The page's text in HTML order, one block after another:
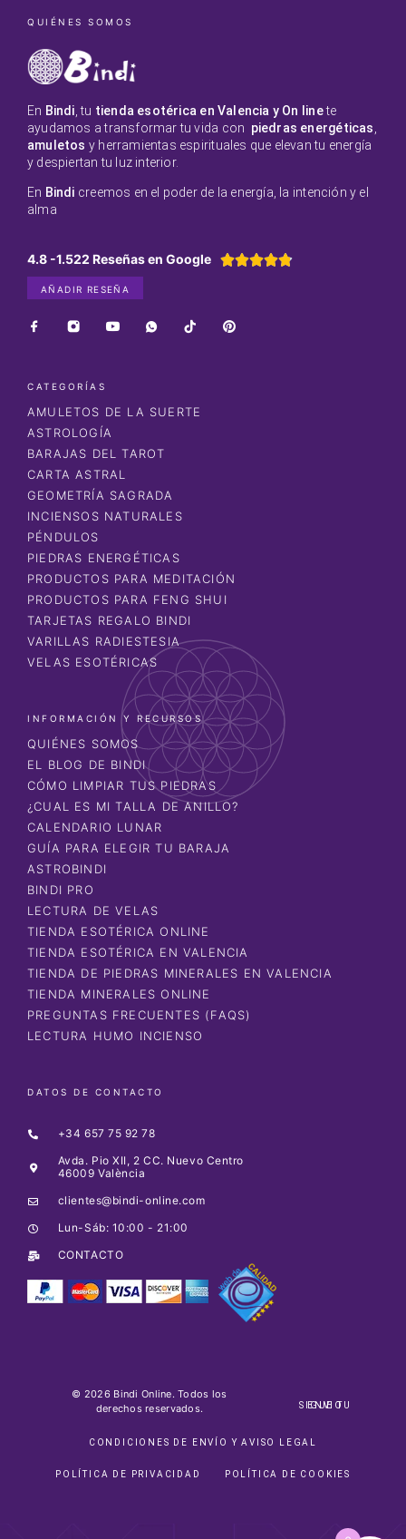
QUIÉNES SOMOS
En Bindi , tu tienda esotérica en Valencia y On linete
ayudamos a transformar tu vida con piedras energéticas
amuletos y herramientas espirituales que elevan tu energía
y despiertan tu luz interior.
En Bindi creemos en el poder de la energía, la intención y el
alma
4.8 -1.522 Reseñas en Google 
AÑADIR RESEÑA
CATEGORÍAS
AMULETOS DE LA SUERTE
ASTROLOGÍA
BARAJAS DEL TAROT
CARTA ASTRAL
GEOMETRÍA SAGRADA
INCIENSOS NATURALES
PÉNDULOS
PIEDRAS ENERGÉTICAS
PRODUCTOS PARA MEDITACIÓN
PRODUCTOS PARA FENG SHUI
TARJETAS REGALO BINDI
VARILLAS RADIESTESIA
VELAS ESOTÉRICAS
INFORMACIÓN Y RECURSOS
QUIÉNES SOMOS
EL BLOG DE BINDI
CÓMO LIMPIAR TUS PIEDRAS
¿CUAL ES MI TALLA DE ANILLO?
CALENDARIO LUNAR
GUÍA PARA ELEGIR TU BARAJA
ASTROBINDI
BINDI PRO
LECTURA DE VELAS
TIENDA ESOTÉRICA ONLINE
TIENDA ESOTÉRICA EN VALENCIA
TIENDA DE PIEDRAS MINERALES EN VALENCIA
TIENDA MINERALES ONLINE
PREGUNTAS FRECUENTES (FAQS)
LECTURA HUMO INCIENSO
DATOS DE CONTACTO
+34 657 75 92 78
Avda. Pio XII, 2 CC. Nuevo Centro
46009 València
clientes@bindi-online.com
Lun-Sáb: 10:00 - 21:00
CONTACTO
© 2026 Bindi Online. Todos los
derechos reservados.
SIGUE TU ENVIO
CONDICIONES DE ENVÍO Y AVISO LEGAL
POLÍTICA DE PRIVACIDAD POLÍTICA DE COOKIES